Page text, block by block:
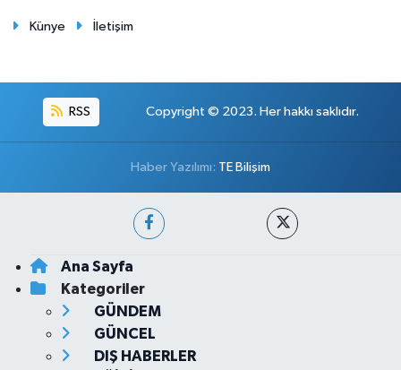
Künye İletişim
RSS Copyright © 2023. Her hakkı saklıdır.
Haber Yazılımı: TE Bilişim
Ana Sayfa
Kategoriler
GÜNDEM
GÜNCEL
DIŞ HABERLER